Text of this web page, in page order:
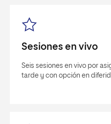
Sesiones en vivo
Seis sesiones en vivo por
tarde y con opción en